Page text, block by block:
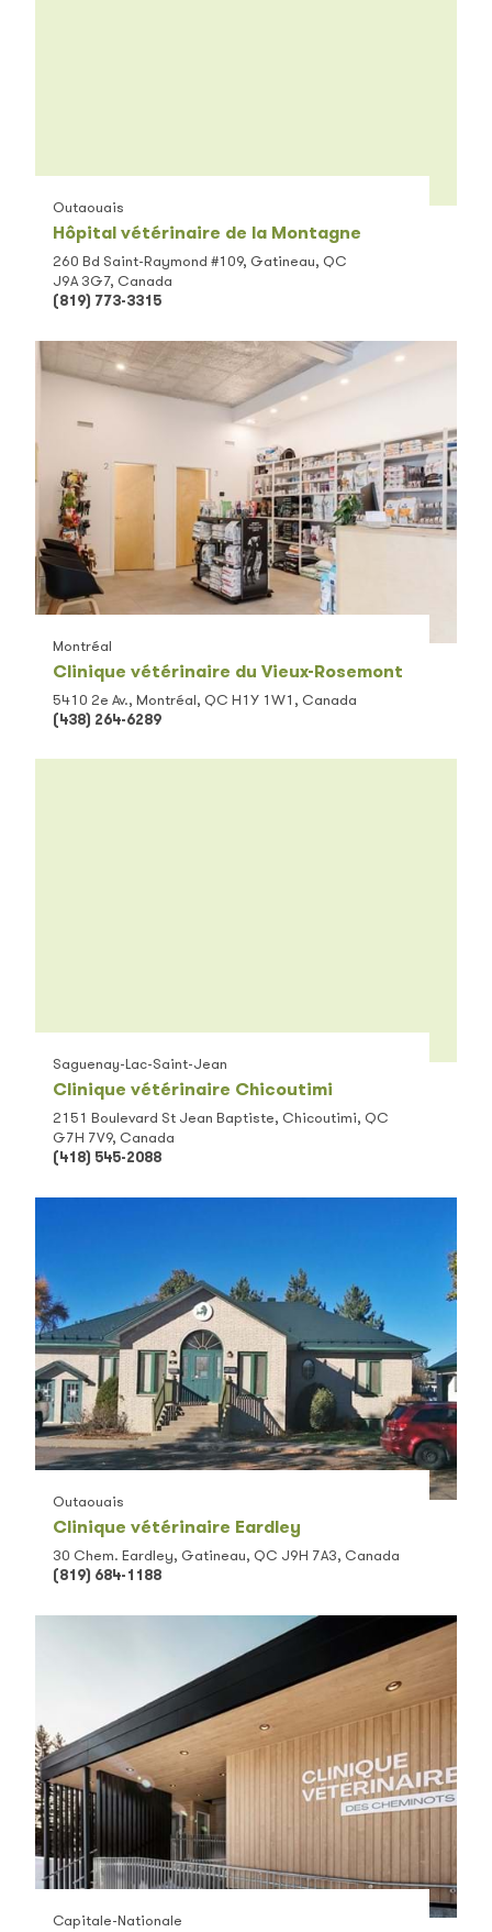
Hôpital vétérinaire de la Montagne
Outaouais
260 Bd Saint-Raymond #109, Gatineau, QC
J9A 3G7, Canada
(819) 773-3315
Clinique vétérinaire du Vieux-Rosemont
Montréal
5410 2e Av., Montréal, QC H1Y 1W1, Canada
(438) 264-6289
Clinique vétérinaire Chicoutimi
Saguenay-Lac-Saint-Jean
2151 Boulevard St Jean Baptiste, Chicoutimi, QC
G7H 7V9, Canada
(418) 545-2088
Clinique vétérinaire Eardley
Outaouais
30 Chem. Eardley, Gatineau, QC J9H 7A3, Canada
(819) 684-1188
Capitale-Nationale